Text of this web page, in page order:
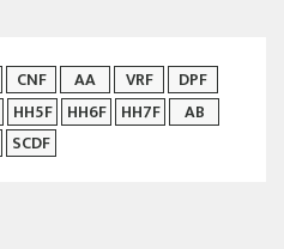
CNF AA VRF
DPF
HH5F HH6F HH7F
AB
SCDF